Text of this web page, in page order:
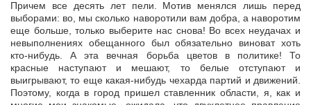
Причем все десять лет пели. Мотив менялся лишь перед
выборами: во, мы сколько наворотили вам добра, а наворотим
еще больше, только выберите нас снова! Во всех неудачах и
невыполнениях обещанного был обязательно виноват хоть
кто-нибудь. А эта вечная борьба цветов в политике! То
красные наступают и мешают, то белые отступают и
выигрывают, то еще какая-нибудь чехарда партий и движений.
Поэтому, когда в город пришел ставленник области, я, как и